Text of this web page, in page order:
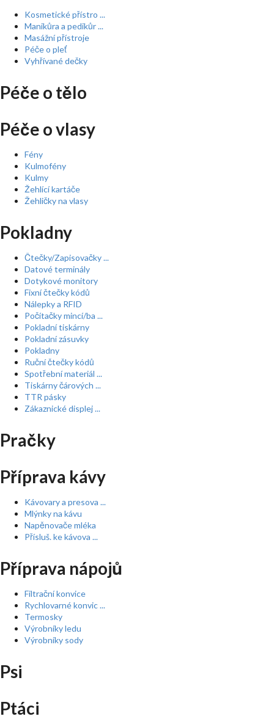
Kosmetické přístro ...
Manikůra a pedikůr ...
Masážní přístroje
Péče o pleť
Vyhřívané dečky
Péče o tělo
Péče o vlasy
Fény
Kulmofény
Kulmy
Žehlící kartáče
Žehličky na vlasy
Pokladny
Čtečky/Zapisovačky ...
Datové terminály
Dotykové monitory
Fixní čtečky kódů
Nálepky a RFID
Počítačky mincí/ba ...
Pokladní tiskárny
Pokladní zásuvky
Pokladny
Ruční čtečky kódů
Spotřební materiál ...
Tiskárny čárových ...
TTR pásky
Zákaznické displej ...
Pračky
Příprava kávy
Kávovary a presova ...
Mlýnky na kávu
Napěnovače mléka
Přísluš. ke kávova ...
Příprava nápojů
Filtrační konvice
Rychlovarné konvic ...
Termosky
Výrobníky ledu
Výrobníky sody
Psi
Ptáci